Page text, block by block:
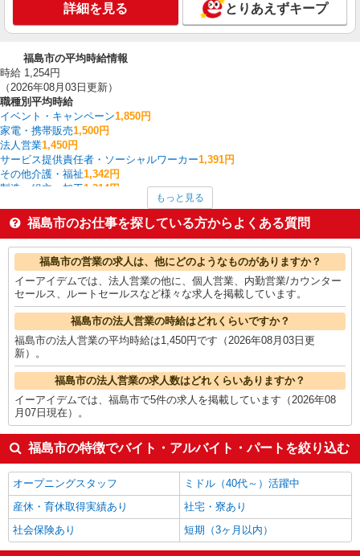
詳細を見る とりあえずキープ
福島市の平均時給情報
時給 1,254円
（2026年08月03日更新）
職種別平均時給
イベント・キャンペーン1,850円
家電・携帯販売1,500円
法人営業1,450円
サービス提供責任者・ソーシャルワーカー1,391円
その他介護・福祉1,342円
製造・組立・加工1,314円
フォークリフト1,300円
介護職・ヘルパー1,286円
看護師・保健師・看護助手・助産師1,249円
福島市の他の職種の平均時給を見る
もっと見る
福島市のお仕事を探している方からよくある質問
福島市の営業の求人は、他にどのようなものがありますか？
イーアイデムでは、法人営業の他に、個人営業、内勤営業/カウンター
セールス、ルートセールスなど様々な求人を掲載しています。
福島市の法人営業の時給はどれくらいですか？
福島市の法人営業の平均時給は1,450円です（2026年08月03日更
新）。
福島市の法人営業の求人数はどれくらいありますか？
イーアイデムでは、福島市で5件の求人を掲載しています（2026年08
月07日現在）。
福島市の特徴でバイト・アルバイト・パートを絞り込む
オープニングスタッフ
ミドル（40代～）活躍中
産休・育休取得実績あり
社宅・寮あり
社会保険あり
短期（3ヶ月以内）